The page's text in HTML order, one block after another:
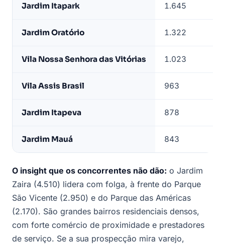
Jardim Itapark 1.645
Jardim Oratório 1.322
Vila Nossa Senhora das Vitórias 1.023
Vila Assis Brasil 963
Jardim Itapeva 878
Jardim Mauá 843
O insight que os concorrentes não dão: o Jardim
Zaira (4.510) lidera com folga, à frente do Parque
São Vicente (2.950) e do Parque das Américas
(2.170). São grandes bairros residenciais densos,
com forte comércio de proximidade e prestadores
de serviço. Se a sua prospecção mira varejo,